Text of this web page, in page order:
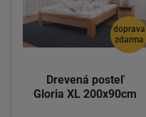
doprava
zdarma
Drevená posteľ
Gloria XL 200x90cm